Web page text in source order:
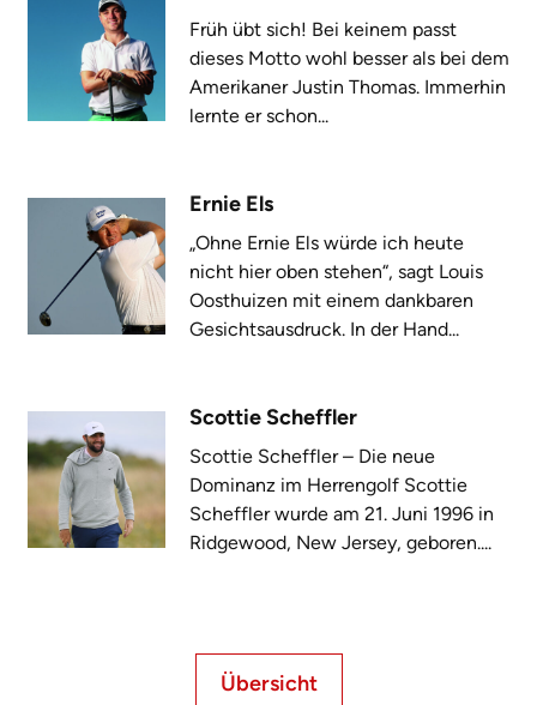
Früh übt sich! Bei keinem passt
dieses Motto wohl besser als bei dem
Amerikaner Justin Thomas. Immerhin
lernte er schon...
Ernie Els
„Ohne Ernie Els würde ich heute
nicht hier oben stehen“, sagt Louis
Oosthuizen mit einem dankbaren
Gesichtsausdruck. In der Hand...
Scottie Scheffler
Scottie Scheffler – Die neue
Dominanz im Herrengolf Scottie
Scheffler wurde am 21. Juni 1996 in
Ridgewood, New Jersey, geboren....
Übersicht